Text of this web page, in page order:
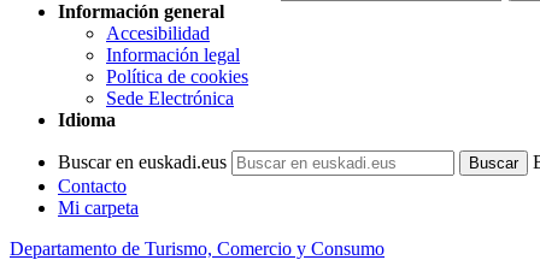
Información general
Accesibilidad
Información legal
Política de cookies
Sede Electrónica
Idioma
Buscar en euskadi.eus
Contacto
Mi carpeta
Departamento de Turismo, Comercio y Consumo